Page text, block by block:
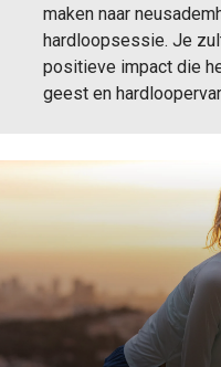
maken naar
hardloopsessie. Je
positieve impact die
geest en